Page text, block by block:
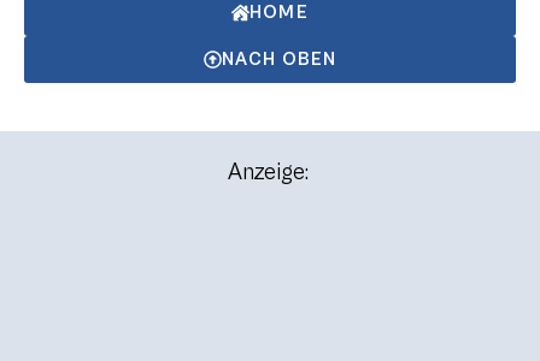
HOME
NACH OBEN
Anzeige: